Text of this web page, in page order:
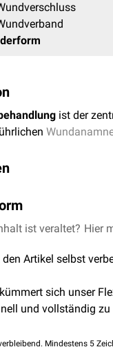
ist der
kann auf
isotoner
Iod-Präparaten (z.B.
Wundreinigung/
Wundreinigung
der
ist veraltet? Hier
Artikel selbst
sich unser
und vollständig zu
Mindestens 5